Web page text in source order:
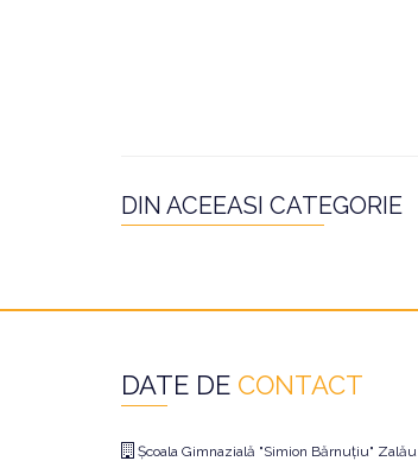
DIN ACEEASI CATEGORIE
DATE DE CONTACT
Școala Gimnazială "Simion Bărnuțiu" Zalău